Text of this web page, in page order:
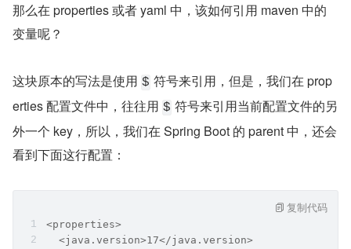
那么在 properties 或者 yaml 中，该如何引用 maven 中的
变量呢？
这块原本的写法是使用 $ 符号来引用，但是，我们在 prop
erties 配置文件中，往往用 $ 符号来引用当前配置文件的另
外一个 key，所以，我们在 Spring Boot 的 parent 中，还会
看到下面这行配置：
<properties>
  <java.version>17</java.version>
复制代码